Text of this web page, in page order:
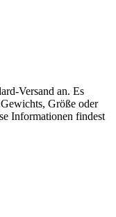
Versand an. Es
Größe oder
Informationen findest